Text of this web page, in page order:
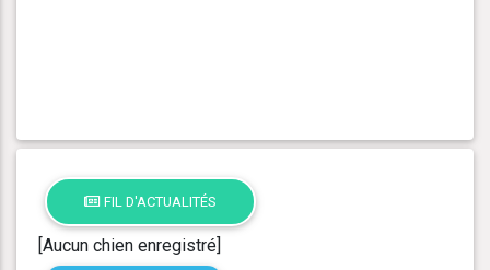
FIL D'ACTUALITÉS
[Aucun chien enregistré]